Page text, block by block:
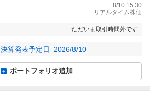
8/10 15:30
リアルタイム株価
ただいま取引時間外です
決算発表予定日 2026/8/10
ポートフォリオ追加